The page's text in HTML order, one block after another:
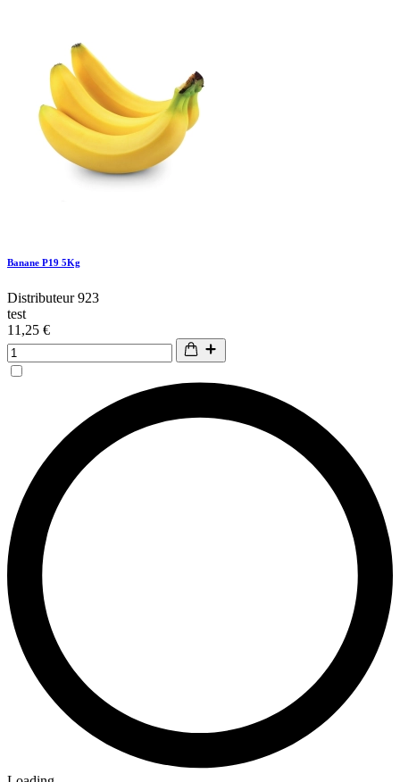
Banane P19 5Kg
Distributeur 923
test
11,25 €